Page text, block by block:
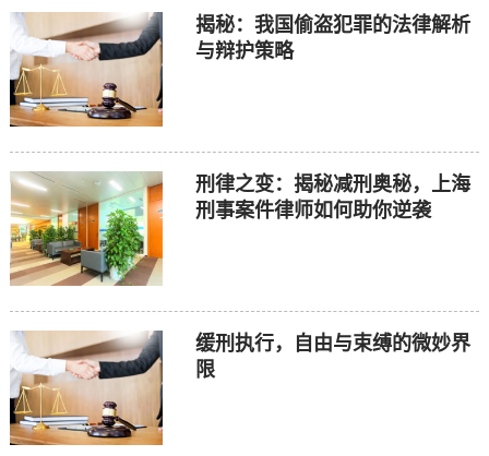
揭秘：我国偷盗犯罪的法律解析
与辩护策略
刑律之变：揭秘减刑奥秘，上海
刑事案件律师如何助你逆袭
缓刑执行，自由与束缚的微妙界
限